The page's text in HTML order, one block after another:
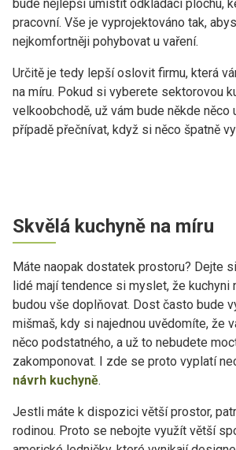
bude nejlepší umístit odkládací plochu,
pracovní. Vše je vyprojektováno tak,
nejkomfortněji pohybovat u vaření.
Určitě je tedy lepší oslovit firmu, která
na míru. Pokud si vyberete sektorovou
velkoobchodě, už vám bude někde něco
případě přečnívat, když si něco špatně
Skvělá kuchyně na míru
Máte naopak dostatek prostoru? Dejte
lidé mají tendence si myslet, že kuchyni
budou vše doplňovat. Dost často bude
mišmaš, kdy si najednou uvědomíte, že
něco podstatného, a už to nebudete
zakomponovat. I zde se proto vyplatí
návrh kuchyně.
Jestli máte k dispozici větší prostor,
rodinou. Proto se nebojte využít větší